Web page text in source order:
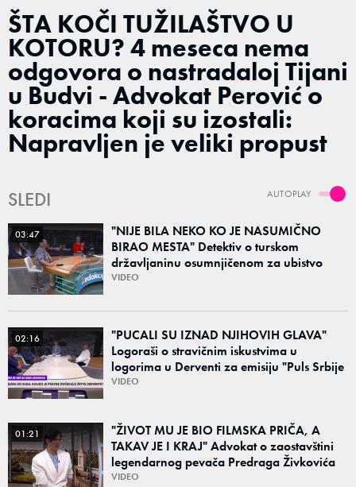
ŠTA KOČI TUŽILAŠTVO U
KOTORU? 4 meseca nema
odgovora o nastradaloj Tijani
u Budvi - Advokat Perović o
koracima koji su izostali:
Napravljen je veliki propust
AUTOPLAY
SLEDI
03:47
"NIJE BILA NEKO KO JE NASUMIČNO
BIRAO MESTA" Detektiv o turskom
državljaninu osumnjičenom za ubistvo
Ruskinje (28): "Mogao je da se predstavi
VIDEO
02:16
"PUCALI SU IZNAD NJIHOVIH GLAVA"
Logoraši o stravičnim iskustvima u
logorima u Derventi za emisiju "Puls Srbije
vikend": "Tada je počela velika tortura..."
VIDEO
01:21
"ŽIVOT MU JE BIO FILMSKA PRIČA, A
TAKAV JE I KRAJ" Advokat o zaostavštini
legendarnog pevača Predraga Živkovića
Tozovca: "Isključenje iz testamenta je
VIDEO